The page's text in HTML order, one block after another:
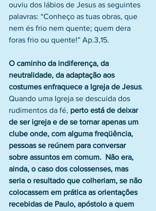
ouviu dos lábios de Jesus as seguintes
palavras: “Conheço as tuas obras, que
nem és frio nem quente; quem dera
foras frio ou quente!” Ap.3,15.
O caminho da indiferença, da
neutralidade, da adaptação aos
costumes enfraquece a Igreja de Jesus.
Quando uma Igreja se descuida dos
rudimentos da fé, perto está de deixar
de ser igreja e de se tornar apenas um
clube onde, com alguma freqüência,
pessoas se reúnem para conversar
sobre assuntos em comum.  Não era,
ainda, o caso dos colossenses, mas
seria o resultado que colheriam, se não
colocassem em prática as orientações
recebidas de Paulo, apóstolo a quem